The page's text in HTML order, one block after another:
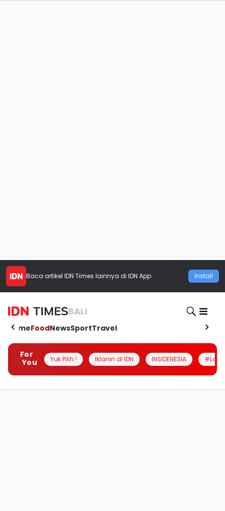
Baca artikel IDN Times lainnya di IDN App Install
BALI
HomeFoodNewsSportTravel
For
You
Yuk Pilih ! Iklanin di IDN INSIDENESIA